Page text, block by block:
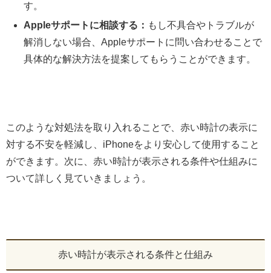
す。
Appleサポートに相談する： もし不具合やトラブルが
解消しない場合、Appleサポートに問い合わせることで
具体的な解決方法を提案してもらうことができます。
このような対処法を取り入れることで、赤い時計の表示に
対する不安を軽減し、iPhoneをより安心して使用すること
ができます。次に、赤い時計が表示される条件や仕組みに
ついて詳しく見ていきましょう。
赤い時計が表示される条件と仕組み